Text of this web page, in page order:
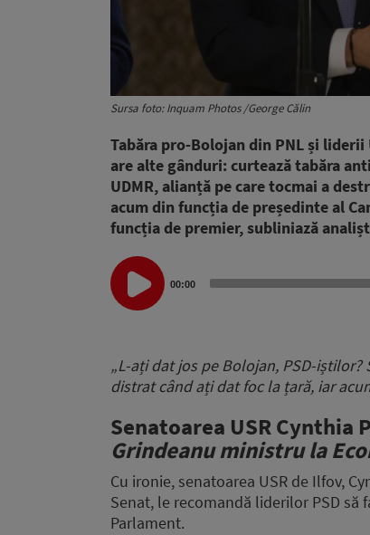
Sursa foto: Inquam Photos /George Călin
Tabăra pro-Bolojan din PNL și liderii
are alte gânduri: curtează tabăra
UDMR, alianță pe care tocmai a
acum din funcția de președinte al
funcția de premier, subliniază
Audio
Player
00:00
„L-ați dat jos pe Bolojan, PSD-
distrat când ați dat foc la țară, iar
Senatoarea USR Cynthia
Grindeanu ministru la
Cu ironie, senatoarea USR de Ilfov,
Senat, le recomandă liderilor PSD să
Parlament.